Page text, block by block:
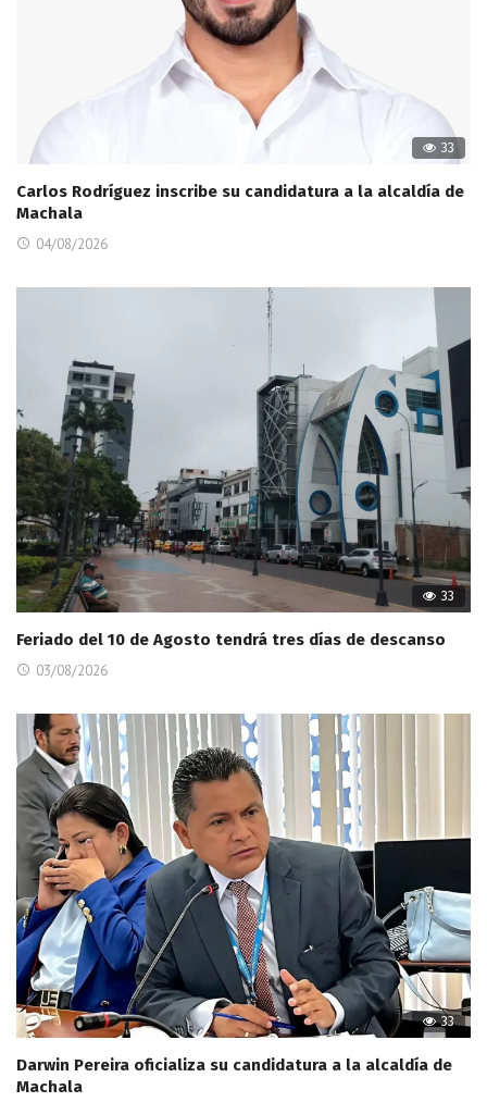
33
Carlos Rodríguez inscribe su candidatura a la alcaldía de
Machala
04/08/2026
33
Feriado del 10 de Agosto tendrá tres días de descanso
03/08/2026
33
Darwin Pereira oficializa su candidatura a la alcaldía de
Machala